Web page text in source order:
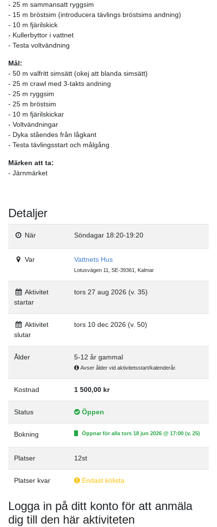
- 25 m sammansatt ryggsim
- 15 m bröstsim (introducera tävlings bröstsims andning)
- 10 m fjärilskick
- Kullerbyttor i vattnet
- Testa voltvändning
Mål:
- 50 m valfritt simsätt (okej att blanda simsätt)
- 25 m crawl med 3-takts andning
- 25 m ryggsim
- 25 m bröstsim
- 10 m fjärilskickar
- Voltvändningar
- Dyka ståendes från lågkant
- Testa tävlingsstart och målgång
Märken att ta:
- Järnmärket
Detaljer
När Söndagar 18:20-19:20
Var Vattnets Hus
Lotusvägen 11, SE-39361, Kalmar
Aktivitet
startar
tors 27 aug 2026 (v. 35)
Aktivitet
slutar
tors 10 dec 2026 (v. 50)
Ålder 5-12 år gammal
Avser ålder vid aktivitetsstart/kalenderår.
Kostnad 1 500,00 kr
Status Öppen
Bokning Öppnar för alla tors 18 jun 2026 @ 17:00 (v. 25)
Platser 12st
Platser kvar Endast kölista
Logga in på ditt konto för att anmäla
dig till den här aktiviteten